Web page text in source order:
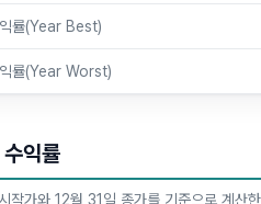
률(Year Best)
률(Year Worst)
익률
작가와 12월 31일 종가를 기준으로 계산